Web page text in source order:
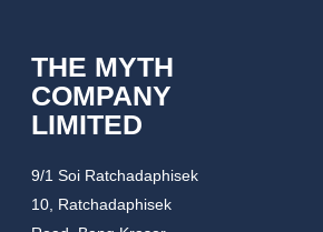
THE MYTH
COMPANY
LIMITED
9/1 Soi Ratchadaphisek
10, Ratchadaphisek